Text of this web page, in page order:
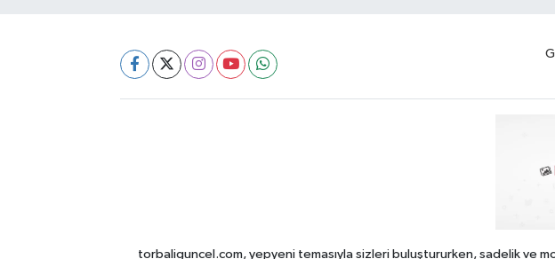
torbaliguncel.com, yepyeni temasıyla sizleri buluştururken, sadelik ve